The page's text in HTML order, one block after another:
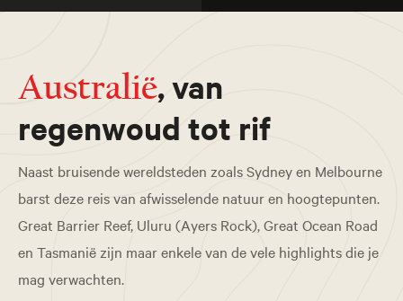
Australië, van
regenwoud tot rif
Naast bruisende wereldsteden zoals Sydney en Melbourne
barst deze reis van afwisselende natuur en hoogtepunten.
Great Barrier Reef, Uluru (Ayers Rock), Great Ocean Road
en Tasmanië zijn maar enkele van de vele highlights die je
mag verwachten.